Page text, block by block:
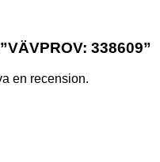
338609”
en recension.